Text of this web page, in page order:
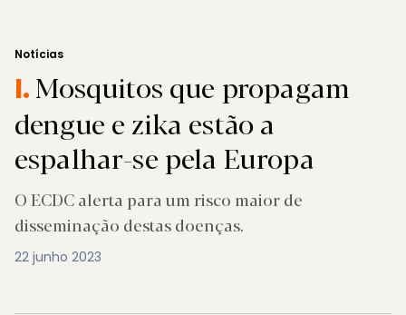
Notícias
I.Mosquitos que propagam
dengue e zika estão a
espalhar-se pela Europa
O ECDC alerta para um risco maior de
disseminação destas doenças.
22 junho 2023